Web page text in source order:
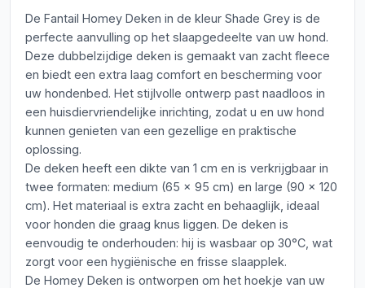
De Fantail Homey Deken in de kleur Shade Grey is de
perfecte aanvulling op het slaapgedeelte van uw hond.
Deze dubbelzijdige deken is gemaakt van zacht fleece
en biedt een extra laag comfort en bescherming voor
uw hondenbed. Het stijlvolle ontwerp past naadloos in
een huisdiervriendelijke inrichting, zodat u en uw hond
kunnen genieten van een gezellige en praktische
oplossing.
De deken heeft een dikte van 1 cm en is verkrijgbaar in
twee formaten: medium (65 x 95 cm) en large (90 x 120
cm). Het materiaal is extra zacht en behaaglijk, ideaal
voor honden die graag knus liggen. De deken is
eenvoudig te onderhouden: hij is wasbaar op 30°C, wat
zorgt voor een hygiënische en frisse slaapplek.
De Homey Deken is ontworpen om het hoekje van uw